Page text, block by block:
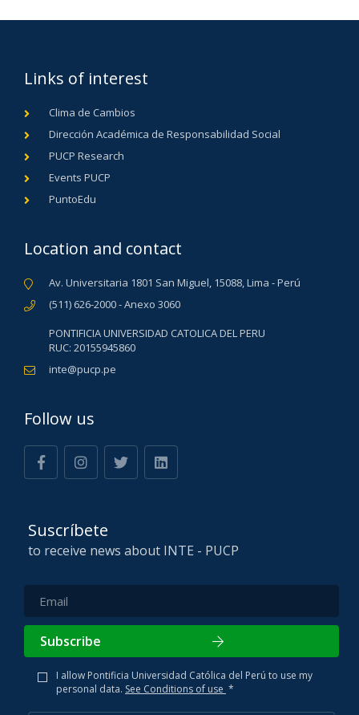
Links of interest
Clima de Cambios
Dirección Académica de Responsabilidad Social
PUCP Research
Events PUCP
PuntoEdu
Location and contact
Av. Universitaria 1801 San Miguel, 15088, Lima - Perú
(511) 626-2000 - Anexo 3060
PONTIFICIA UNIVERSIDAD CATOLICA DEL PERU
RUC: 20155945860
inte@pucp.pe
Follow us
Suscríbete
to receive news about INTE - PUCP
Subscribe
I allow Pontificia Universidad Católica del Perú to use my
personal data. See Conditions of use *